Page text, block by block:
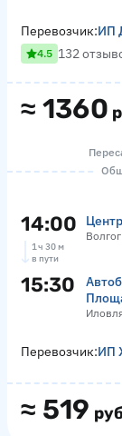
≈ 1360
Перевозчик:ИП
4.5 132
14:00
1 ч 30 м
в пути
15:30
≈ 519
Перевозчик:ИП